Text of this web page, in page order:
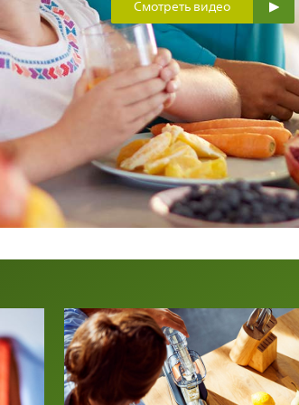
Смотреть видео